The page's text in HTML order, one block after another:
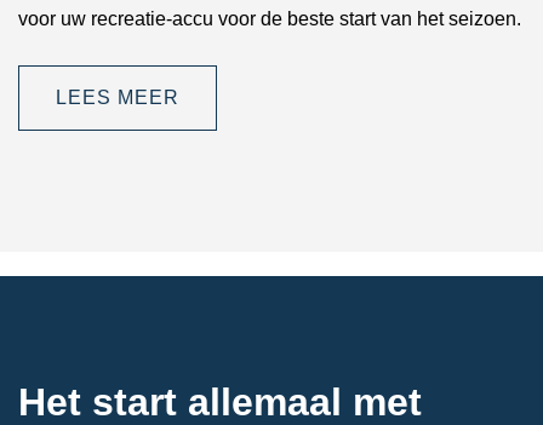
voor uw recreatie-accu voor de beste start van het seizoen.
LEES MEER
Het start allemaal met